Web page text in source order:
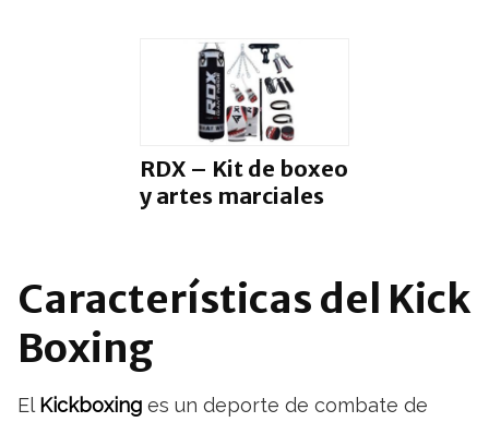
RDX – Kit de boxeo
y artes marciales
Características del Kick
Boxing
El Kickboxing es un deporte de combate de